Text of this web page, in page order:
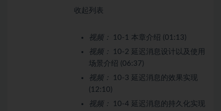
收起列表
视频：
10-1 本章介绍 (01:13)
视频：
10-2 延迟消息设计以及使用
场景介绍 (06:37)
视频：
10-3 延迟消息的效果实现
(12:10)
视频：
10-4 延迟消息的持久化实现